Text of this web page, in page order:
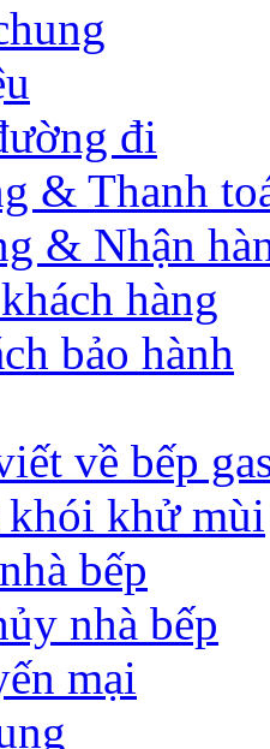
đi
& Thanh
& Nhận
hàng
bảo hành
về bếp
khử mùi
bếp
nhà bếp
mại